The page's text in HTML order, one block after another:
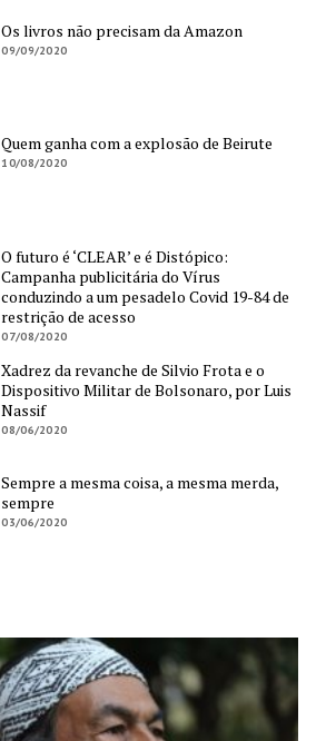
Os livros não precisam da Amazon
09/09/2020
Quem ganha com a explosão de Beirute
10/08/2020
O futuro é ‘CLEAR’ e é Distópico:
Campanha publicitária do Vírus
conduzindo a um pesadelo Covid 19-84 de
restrição de acesso
07/08/2020
Xadrez da revanche de Silvio Frota e o
Dispositivo Militar de Bolsonaro, por Luis
Nassif
08/06/2020
Sempre a mesma coisa, a mesma merda,
sempre
03/06/2020